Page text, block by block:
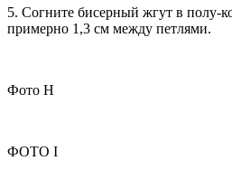
5. Согните бисерный жгут в полу-
примерно 1,3 см между петлями.
Фото Н
ФОТО I